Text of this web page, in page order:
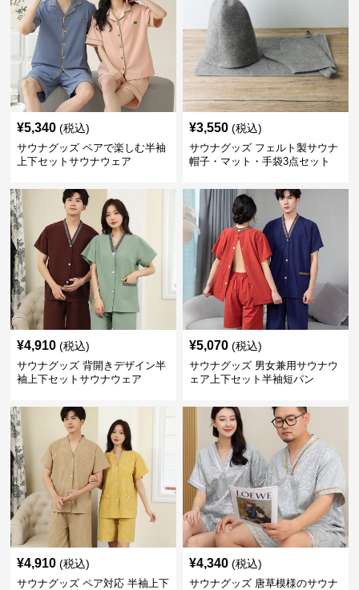
¥5,340 (税込)
サウナグッズ ペアで楽しむ半袖
上下セットサウナウェア
¥3,550 (税込)
サウナグッズ フェルト製サウナ
帽子・マット・手袋3点セット
¥4,910 (税込)
サウナグッズ 背開きデザイン半
袖上下セットサウナウェア
¥5,070 (税込)
サウナグッズ 男女兼用サウナウ
ェア上下セット半袖短パン
¥4,910 (税込)
サウナグッズ ペア対応 半袖上下
¥4,340 (税込)
サウナグッズ 唐草模様のサウナ